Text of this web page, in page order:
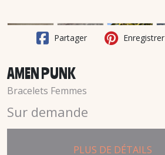
Partager Enregistrer
AMEN PUNK
Bracelets Femmes
Sur demande
PLUS DE DÉTAILS